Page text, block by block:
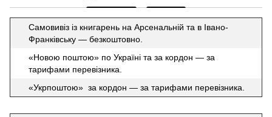
Самовивіз із книгарень на Арсенальній та в Івано-
Франківську — безкоштовно.
«Новою поштою» по Україні та за кордон — за
тарифами перевізника.
«Укрпоштою» за кордон — за тарифами перевізника.